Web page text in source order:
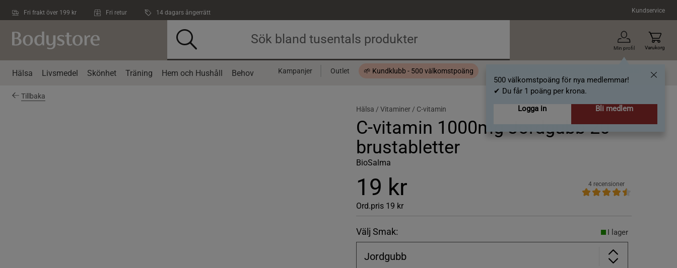
Fri frakt över 199 kr Fri retur 14 dagars ångerrätt Kundservice
Min profil
500 välkomstpoäng för nya medlemmar!
✔ Du får 1 poäng per krona.
Logga in
Bli medlem
Varukorg
Hälsa Livsmedel Skönhet Träning Hem och Hushåll Behov Kampanjer Outlet 🌱 Kundklubb - 500 välkomstpoäng
Tillbaka
Hälsa / Vitaminer / C-vitamin
C-vitamin 1000mg Jordgubb 20
brustabletter
BioSalma
19 kr
Ord.pris 19 kr
4 recensioner
Välj Smak: I lager
Jordgubb